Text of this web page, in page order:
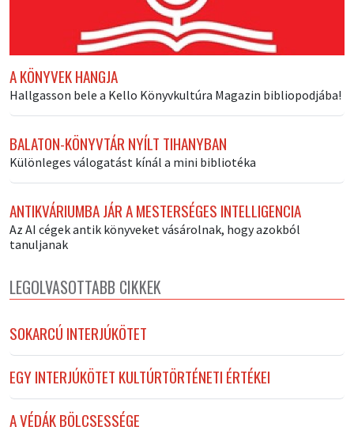
A KÖNYVEK HANGJA
Hallgasson bele a Kello Könyvkultúra Magazin bibliopodjába!
BALATON-KÖNYVTÁR NYÍLT TIHANYBAN
Különleges válogatást kínál a mini bibliotéka
ANTIKVÁRIUMBA JÁR A MESTERSÉGES INTELLIGENCIA
Az AI cégek antik könyveket vásárolnak, hogy azokból
tanuljanak
LEGOLVASOTTABB CIKKEK
SOKARCÚ INTERJÚKÖTET
EGY INTERJÚKÖTET KULTÚRTÖRTÉNETI ÉRTÉKEI
A VÉDÁK BÖLCSESSÉGE